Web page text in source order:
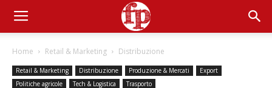
Home Retail & Marketing Distribuzione
Retail & Marketing Distribuzione Produzione & Mercati
Export
Politiche agricole
Tech & Logistica Trasporto